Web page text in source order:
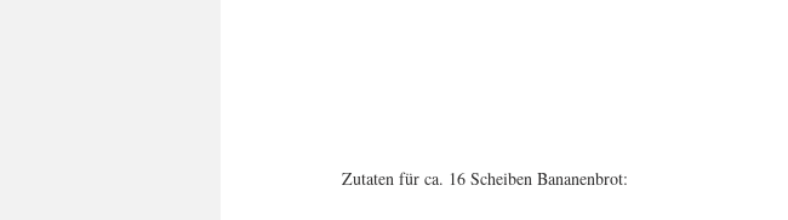
Zutaten für ca. 16 Scheiben Bananenbrot: